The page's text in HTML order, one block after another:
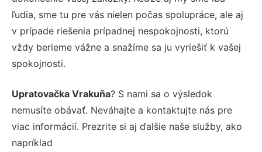
ľudia, sme tu pre vás nielen počas spolupráce, ale aj
v prípade riešenia prípadnej nespokojnosti, ktorú
vždy berieme vážne a snažíme sa ju vyriešiť k vašej
spokojnosti.
Upratovačka Vrakuňa? S nami sa o výsledok
nemusíte obávať. Neváhajte a kontaktujte nás pre
viac informácií. Prezrite si aj ďalšie naše služby, ako
napríklad